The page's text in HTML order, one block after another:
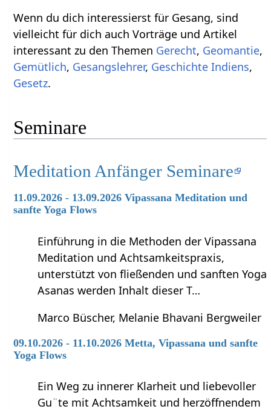
Wenn du dich interessierst für Gesang, sind
vielleicht für dich auch Vorträge und Artikel
interessant zu den Themen Gerecht, Geomantie,
Gemütlich, Gesangslehrer, Geschichte Indiens,
Gesetz.
Seminare
Meditation Anfänger Seminare
11.09.2026 - 13.09.2026 Vipassana Meditation und
sanfte Yoga Flows
Einführung in die Methoden der Vipassana
Meditation und Achtsamkeitspraxis,
unterstützt von fließenden und sanften Yoga
Asanas werden Inhalt dieser T…
Marco Büscher, Melanie Bhavani Bergweiler
09.10.2026 - 11.10.2026 Metta, Vipassana und sanfte
Yoga Flows
Ein Weg zu innerer Klarheit und liebevoller
Gu¨te mit Achtsamkeit und herzöffnendem